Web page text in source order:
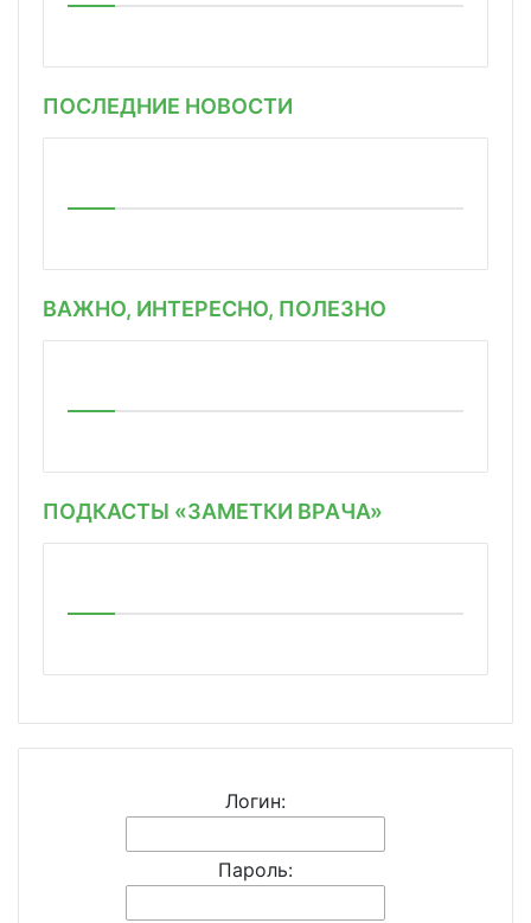
ПОСЛЕДНИЕ НОВОСТИ
ВАЖНО, ИНТЕРЕСНО, ПОЛЕЗНО
ПОДКАСТЫ «ЗАМЕТКИ ВРАЧА»
Логин:
Пароль: